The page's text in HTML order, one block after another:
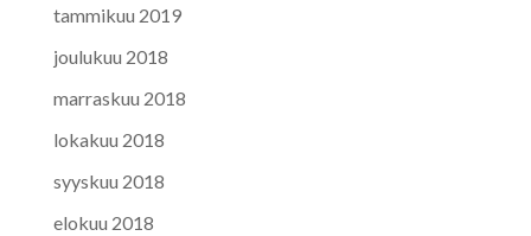
tammikuu 2019
joulukuu 2018
marraskuu 2018
lokakuu 2018
syyskuu 2018
elokuu 2018